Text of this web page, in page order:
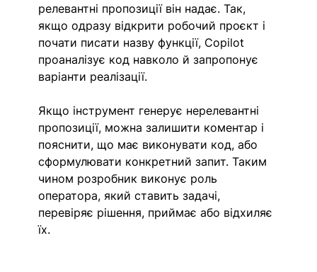
релевантні пропозиції він надає. Так,
якщо одразу відкрити робочий проєкт і
почати писати назву функції, Copilot
проаналізує код навколо й запропонує
варіанти реалізації.
Якщо інструмент генерує нерелевантні
пропозиції, можна залишити коментар і
пояснити, що має виконувати код, або
сформулювати конкретний запит. Таким
чином розробник виконує роль
оператора, який ставить задачі,
перевіряє рішення, приймає або відхиляє
їх.